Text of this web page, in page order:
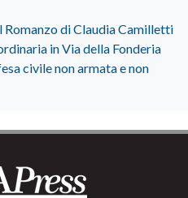
Romanzo di Claudia Camilletti
in Via della Fonderia
civile non armata e non